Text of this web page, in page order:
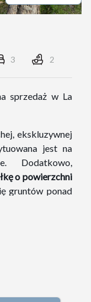
3 2
sprzedaż w La
ekskluzywnej
jest na
Dodatkowo,
o powierzchni
gruntów ponad
i oferuje
na stworzenie
Główna
z kominkiem,
głównej